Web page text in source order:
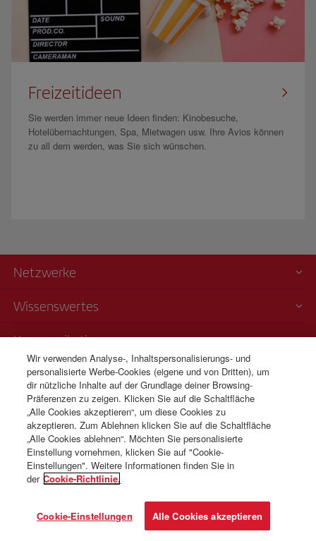
Freizeitideen
Sie werden immer neue Ideen finden: Kinobesuche,
Hotelübernachtungen, Spa, Mietwagen usw. Ihre Avios können
zu all dem werden, was Sie sich wünschen.
Netzwerke
Wissenswertes
Kommunikation
Transparenz
Telefonverkauf
+41 0 43 210 11 19
Montag bis Sonntag 09:00 - 20:00 Uhr (Deutsch und Französisch).
Montag bis Sonntag 00:00 - 24:00 Uhr (Englisch und Spanisch).
Wir verwenden Analyse-, Inhaltspersonalisierungs- und
personalisierte Werbe-Cookies (eigene und von Dritten), um
dir nützliche Inhalte auf der Grundlage deiner Browsing-
Präferenzen zu zeigen. Klicken Sie auf die Schaltfläche
„Alle Cookies akzeptieren“, um diese Cookies zu
akzeptieren. Zum Ablehnen klicken Sie auf die Schaltfläche
„Alle Cookies ablehnen“. Möchten Sie personalisierte
Einstellung vornehmen, klicken Sie auf "Cookie-
Einstellungen". Weitere Informationen finden Sie in
der Cookie-Richtlinie.
Cookie-Einstellungen Alle Cookies akzeptieren